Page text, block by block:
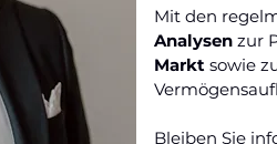
Mit den
Analysen zur
Marktsowie
Bleiben Sie